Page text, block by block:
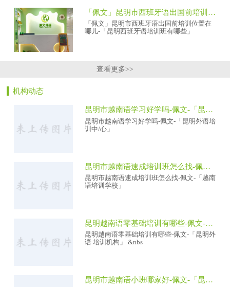
「佩文」昆明市西班牙语出国前培训位置在哪儿-「昆明西班牙语培训班有哪些」
「佩文」昆明市西班牙语出国前培训位置在
哪儿-「昆明西班牙语培训班有哪些」
查看更多>>
机构动态
昆明市越南语学习好学吗-佩文-「昆明外语培训中/心」
昆明市越南语学习好学吗-佩文-「昆明外语培
训中/心」
昆明市越南语速成培训班怎么找-佩文-「越南语培训学校」
昆明市越南语速成培训班怎么找-佩文-「越南
语培训学校」
昆明越南语零基础培训有哪些-佩文-「昆明外语 培训机构」
昆明越南语零基础培训有哪些-佩文-「昆明外
语 培训机构」 &nbs
昆明市越南语小班哪家好-佩文-「昆明小语种培训中/心」